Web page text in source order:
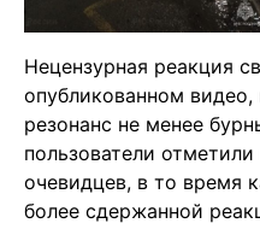
Нецензурная реакция
опубликованном видео,
резонанс не менее
пользователи
очевидцев, в то время
более сдержанной